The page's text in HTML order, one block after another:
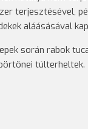
terjesztésével,
aláásásával
során rabok
túlterheltek.